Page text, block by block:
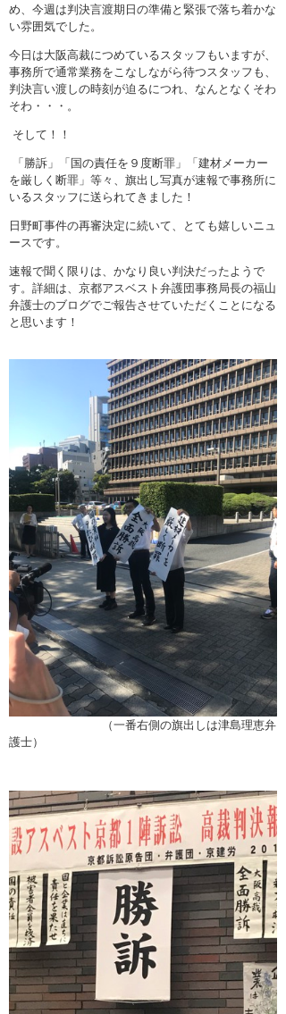
め、今週は判決言渡期日の準備と緊張で落ち着かな
い雰囲気でした。
今日は大阪高裁につめているスタッフもいますが、
事務所で通常業務をこなしながら待つスタッフも、
判決言い渡しの時刻が迫るにつれ、なんとなくそわ
そわ・・・。
そして！！
「勝訴」「国の責任を９度断罪」「建材メーカー
を厳しく断罪」等々、旗出し写真が速報で事務所に
いるスタッフに送られてきました！
日野町事件の再審決定に続いて、とても嬉しいニュ
ースです。
速報で聞く限りは、かなり良い判決だったようで
す。詳細は、京都アスベスト弁護団事務局長の福山
弁護士のブログでご報告させていただくことになる
と思います！
（一番右側の旗出しは津島理恵弁
護士）